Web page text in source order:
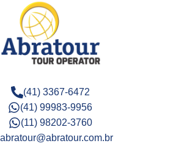
(41) 3367-6472
(41) 99983-9956
(11) 98202-3760
abratour@abratour.com.br